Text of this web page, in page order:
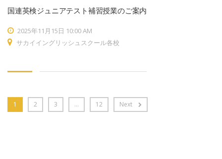
国連英検ジュニアテスト補習授業のご案内
2025年11月15日 10:00 AM
サカイイングリッシュスクール各校
1 2 3 … 12 Next